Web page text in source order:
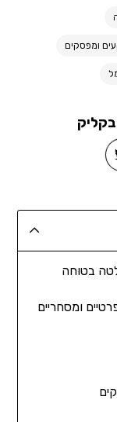
ומפסקים
בטוחה
ומסחריים